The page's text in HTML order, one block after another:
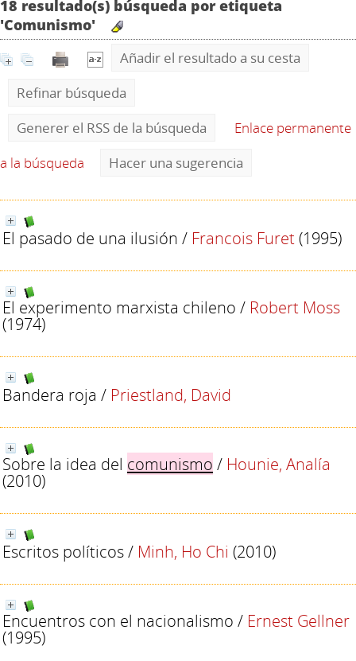
18 resultado(s) búsqueda por etiqueta
'Comunismo'
Añadir el resultado a su cesta
Refinar búsqueda
Generer el RSS de la búsqueda
Enlace permanente
a la búsqueda
Hacer una sugerencia
El pasado de una ilusión / Francois Furet(1995)
El experimento marxista chileno / Robert Moss
(1974)
Bandera roja / Priestland, David
Sobre la idea del comunismo / Hounie, Analía
(2010)
Escritos políticos/ Minh, Ho Chi (2010)
Encuentros con el nacionalismo / Ernest Gellner
(1995)